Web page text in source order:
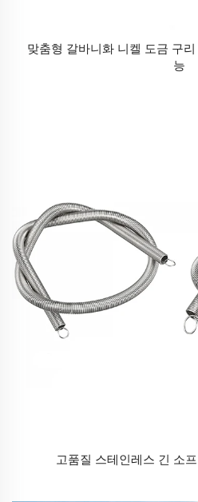
맞춤형 갈바니화 니켈 도금 구
능
고품질 스테인레스 긴 소